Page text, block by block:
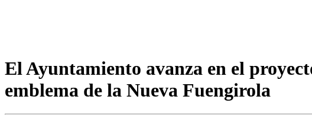
El Ayuntamiento avanza en el
emblema de la Nueva Fuengirola